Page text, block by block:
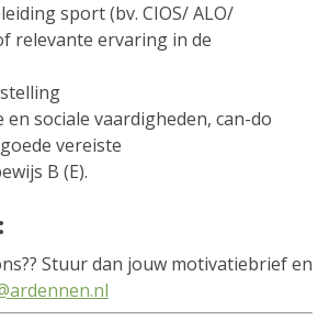
sport (bv. CIOS/ ALO/
relevante ervaring in de
sociale vaardigheden, can-do
vereiste
B (E).
Stuur dan jouw motivatiebrief en